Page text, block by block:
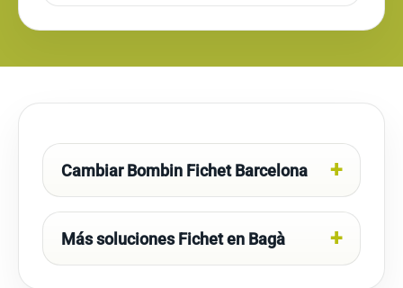
Cambiar Bombin Fichet Barcelona
Más soluciones Fichet en Bagà